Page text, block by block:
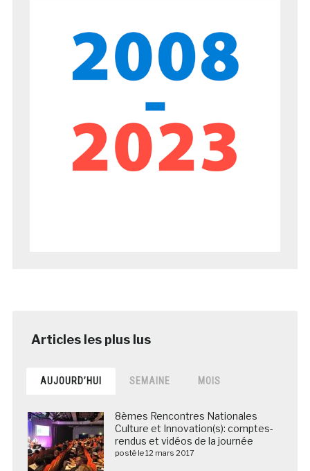
AUJOURD’HUI SEMAINE MOIS
8èmes Rencontres Nationales
Culture et Innovation(s): comptes-
rendus et vidéos de la journée
posté le 12 mars 2017